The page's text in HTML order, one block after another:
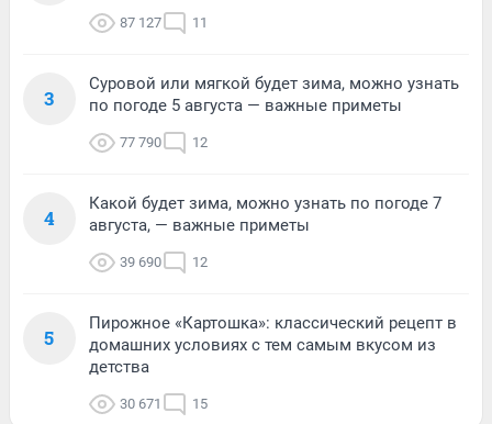
87 127 11
3
Суровой или мягкой будет зима, можно узнать
по погоде 5 августа — важные приметы
77 790 12
4
Какой будет зима, можно узнать по погоде 7
августа, — важные приметы
39 690 12
5
Пирожное «Картошка»: классический рецепт в
домашних условиях с тем самым вкусом из
детства
30 671 15